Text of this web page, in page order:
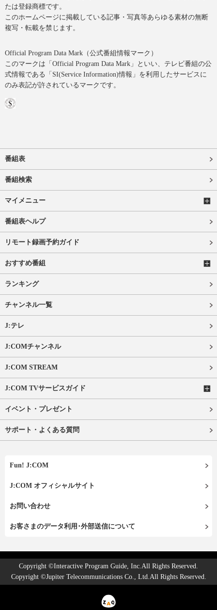
たは登録商標です。
このホームページに掲載している記事・写真等あらゆる素材の無断
複写・転載を禁じます。
Official Program Data Mark（公式番組情報マーク）
このマークは「Official Program Data Mark」といい、テレビ番組の公
式情報である「SI(Service Information)情報」を利用したサービスに
のみ表記が許されているマークです。
番組表
番組検索
マイメニュー
番組表ヘルプ
リモート録画予約ガイド
おすすめ番組
ランキング
チャンネル一覧
J:テレ
J:COMチャンネル
J:COM STREAM
J:COM TVサービスガイド
イベント・プレゼント
サポート・よくある質問
Fun! J:COM
J:COM オフィシャルサイト
お問い合わせ
お客さまのデータ利用･外部送信について
Copyright ©Interactive Program Guide, Inc.All Rights Reserved.
Copyright ©Jupiter Telecommunications Co., Ltd.All Rights Reserved.